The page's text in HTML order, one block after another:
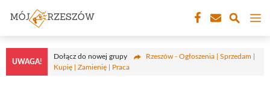
treści
UWAGA!
Dołącz do nowej grupy
Rzeszów - Ogłoszenia | Sprzedam |
Kupię | Zamienię | Praca